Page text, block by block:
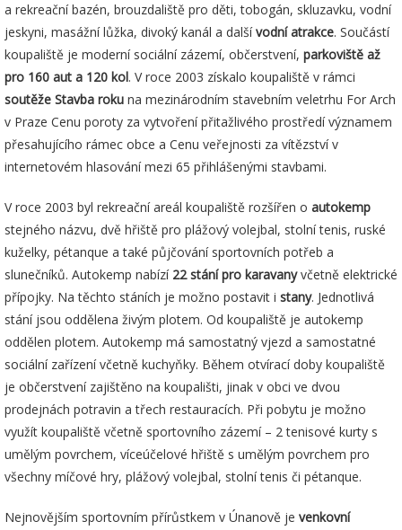
a rekreační bazén, brouzdaliště pro děti, tobogán, skluzavku, vodní
jeskyni, masážní lůžka, divoký kanál a dalšívodní atrakce. Součástí
koupaliště je moderní sociální zázemí, občerstvení, parkoviště až
pro 160 aut a 120 kol. V roce 2003 získalo koupaliště v rámci
soutěže Stavba roku na mezinárodním stavebním veletrhu For Arch
v Praze Cenu poroty za vytvoření přitažlivého prostředí významem
přesahujícího rámec obce a Cenu veřejnosti za vítězství v
internetovém hlasování mezi 65 přihlášenými stavbami.
V roce 2003 byl rekreační areál koupaliště rozšířen o autokemp
stejného názvu, dvě hřiště pro plážový volejbal, stolní tenis, ruské
kuželky, pétanque a také půjčování sportovních potřeb a
slunečníků. Autokemp nabízí 22 stání pro karavanyvčetně elektrické
přípojky. Na těchto stáních je možno postavit i stany. Jednotlivá
stání jsou oddělena živým plotem. Od koupaliště je autokemp
oddělen plotem. Autokemp má samostatný vjezd a samostatné
sociální zařízení včetně kuchyňky. Během otvírací doby koupaliště
je občerstvení zajištěno na koupališti, jinak v obci ve dvou
prodejnách potravin a třech restauracích. Při pobytu je možno
využít koupaliště včetně sportovního zázemí – 2 tenisové kurty s
umělým povrchem, víceúčelové hřiště s umělým povrchem pro
všechny míčové hry, plážový volejbal, stolní tenis či pétanque.
Nejnovějším sportovním přírůstkem v Únanově je venkovní